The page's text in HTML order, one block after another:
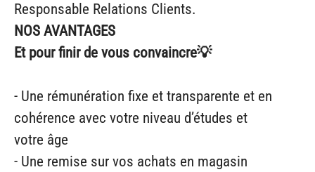
Responsable Relations Clients.
NOS AVANTAGES
Et pour finir de vous convaincre💡
- Une rémunération fixe et transparente et en
cohérence avec votre niveau d’études et
votre âge
- Une remise sur vos achats en magasin